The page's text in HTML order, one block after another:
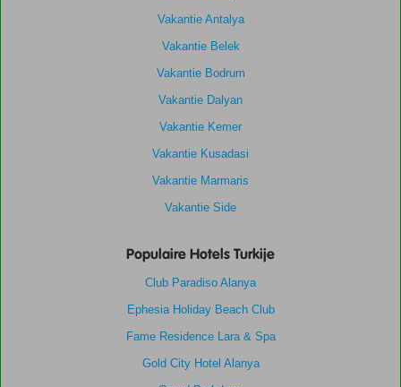
Vakantie Antalya
Vakantie Belek
Vakantie Bodrum
Vakantie Dalyan
Vakantie Kemer
Vakantie Kusadasi
Vakantie Marmaris
Vakantie Side
Populaire Hotels Turkije
Club Paradiso Alanya
Ephesia Holiday Beach Club
Fame Residence Lara & Spa
Gold City Hotel Alanya